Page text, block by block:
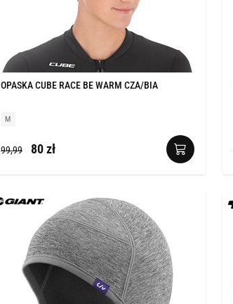
OPASKA CUBE RACE BE WARM CZA/BIA
M
99,99 80 zł